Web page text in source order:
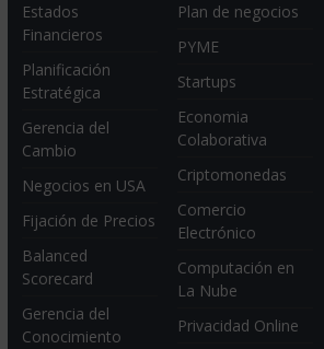
Estados
Financieros
Planificación
Estratégica
Gerencia del
Cambio
Negocios en USA
Fijación de Precios
Balanced
Scorecard
Gerencia del
Conocimiento
Plan de negocios
PYME
Startups
Economia
Colaborativa
Criptomonedas
Comercio
Electrónico
Computación en
La Nube
Privacidad Online